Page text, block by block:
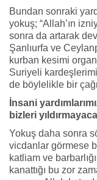
Bundan sonraki
yokuş; “Allah’ın
sonra da artarak
Şanlıurfa ve
kurban kesimi
Suriyeli
de böylelikle bir
İnsani
bizleri
Yokuş daha sonra
vicdanlar görmese
katliam ve
kanattığı bu zor